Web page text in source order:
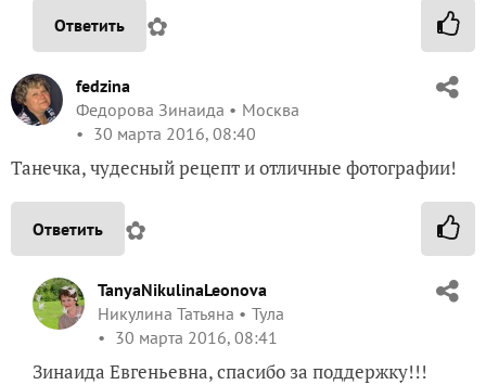
Ответить ✿
fedzina
Федорова Зинаида
Москва
30 марта 2016, 08:40
Танечка, чудесный рецепт и отличные фотографии!
Ответить ✿
TanyaNikulinaLeonova
Никулина Татьяна
Тула
30 марта 2016, 08:41
Зинаида Евгеньевна, спасибо за поддержку!!!